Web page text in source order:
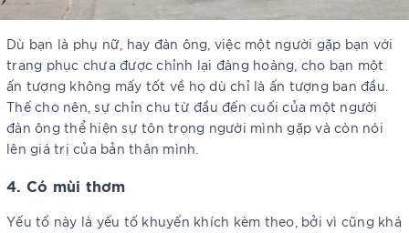
Dù bạn là phụ nữ, hay đàn ông, việc một người gặp bạn với
trang phục chưa được chỉnh lại đàng hoàng, cho bạn một
ấn tượng không mấy tốt về họ dù chỉ là ấn tượng ban đầu.
Thế cho nên, sự chỉn chu từ đầu đến cuối của một người
đàn ông thể hiện sự tôn trọng người mình gặp và còn nói
lên giá trị của bản thân mình.
4. Có mùi thơm
Yếu tố này là yếu tố khuyến khích kèm theo, bởi vì cũng khá